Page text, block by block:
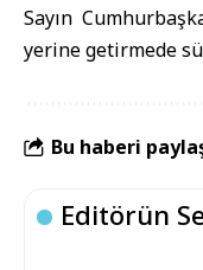
Sayın
yerine getirmede
Bu haberi
Editörün